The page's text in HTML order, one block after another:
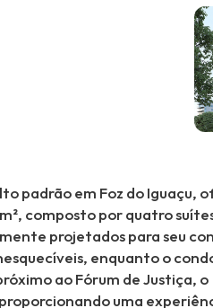
padrão em Foz do Iguaçu,
composto por quatro
projetados para seu
enquanto o
ao Fórum de Justiça, o
uma